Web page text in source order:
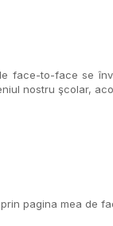
face-to-face se
nostru şcolar,
pagina mea de